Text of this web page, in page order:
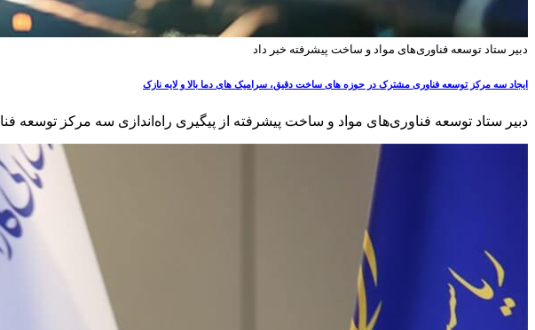
دبیر ستاد توسعه فناوری‌های مواد و ساخت پیشرفته خبر داد
ایجاد سه مرکز توسعه فناوری مشترک در حوزه های ساخت دقیق، سرامیک های دما بالا و لایه نازک
دبیر ستاد توسعه فناوری‌های مواد و ساخت پیشرفته از پیگیری راه‌اندازی سه مرکز توسعه